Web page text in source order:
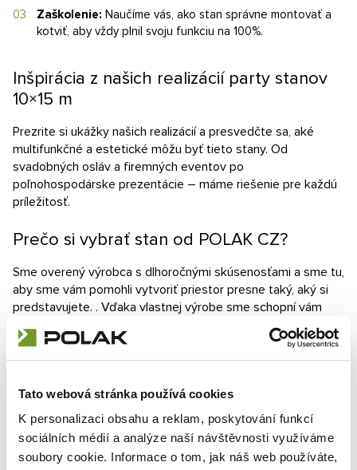
Tato webová stránka používá cookies
K personalizaci obsahu a reklam, poskytování funkcí
sociálních médií a analýze naší návštěvnosti využíváme
soubory cookie. Informace o tom, jak náš web používáte,
Zaškolenie: Naučíme vás, ako stan správne montovať a
kotviť, aby vždy plnil svoju funkciu na 100%.
Inšpirácia z našich realizácií party stanov
10×15 m
Prezrite si ukážky našich realizácií a presvedčte sa, aké
multifunkčné a estetické môžu byť tieto stany. Od
svadobných osláv a firemných eventov po
poľnohospodárske prezentácie – máme riešenie pre každú
príležitosť.
Prečo si vybrať stan od POLAK CZ?
Sme overený výrobca s dlhoročnými skúsenosťami a sme tu,
aby sme vám pomohli vytvoriť priestor presne taký, aký si
predstavujete. . Vďaka vlastnej výrobe sme schopní vám
čokoľvek prispôsobiť na mieru.
Či už potrebujete party stan na svadbu, veľtrh alebo
Hľadáte stan 10×15 m?
Kontaktujte nás, budú sa vám venovať skúsení odborníci,
ktorí si poradia aj s tým najnáročnejšou požiadavkou.